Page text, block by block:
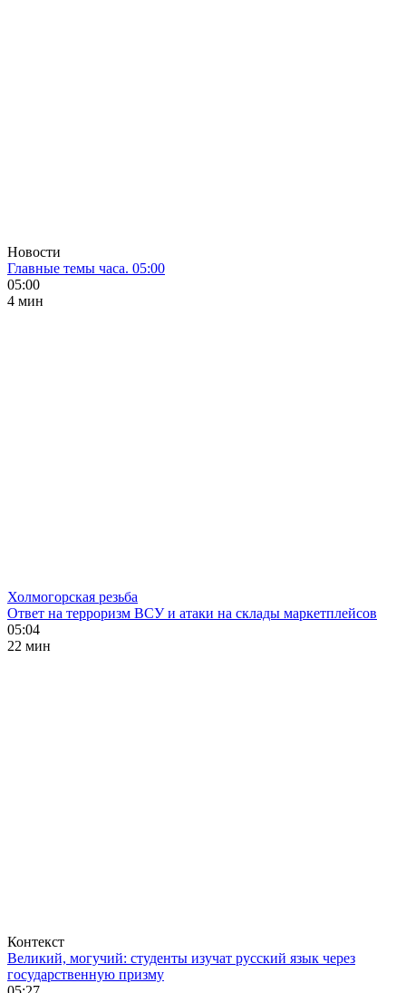
Новости
Главные темы часа. 05:00
05:00
4 мин
Холмогорская резьба
Ответ на терроризм ВСУ и атаки на склады маркетплейсов
05:04
22 мин
Контекст
Великий, могучий: студенты изучат русский язык через
государственную призму